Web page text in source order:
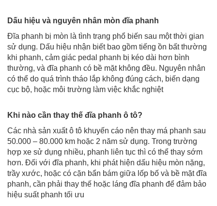
Dấu hiệu và nguyên nhân mòn đĩa phanh
Đĩa phanh bị mòn là tình trạng phổ biến sau một thời gian
sử dụng. Dấu hiệu nhận biết bao gồm tiếng ồn bất thường
khi phanh, cảm giác pedal phanh bị kéo dài hơn bình
thường, và đĩa phanh có bề mặt không đều. Nguyên nhân
có thể do quá trình tháo lắp không đúng cách, biến dạng
cục bộ, hoặc môi trường làm việc khắc nghiệt
Khi nào cần thay thế đĩa phanh ô tô?
Các nhà sản xuất ô tô khuyến cáo nên thay má phanh sau
50.000 – 80.000 km hoặc 2 năm sử dụng. Trong trường
hợp xe sử dụng nhiều, phanh liên tục thì có thể thay sớm
hơn. Đối với đĩa phanh, khi phát hiện dấu hiệu mòn nặng,
trầy xước, hoặc có cặn bẩn bám giữa lốp bố và bề mặt đĩa
phanh, cần phải thay thế hoặc láng đĩa phanh để đảm bảo
hiệu suất phanh tối ưu